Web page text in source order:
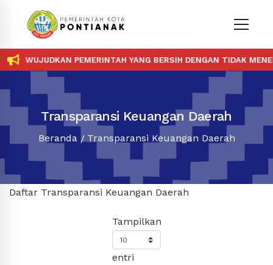
WUJUDKAN PEMERINTAH YANG BERSIH DENGAN TIDAK
Transparansi Keuangan Daerah
Beranda Transparansi Keuangan Daerah
Daftar Transparansi Keuangan Daerah
Tampilkan
entri